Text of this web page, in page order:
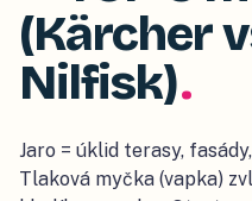
(Kärcher
Nilfisk).
Jaro = úklid terasy,
Tlaková myčka (vapka)